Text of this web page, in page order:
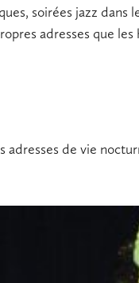
soirées jazz dans
adresses que
de vie